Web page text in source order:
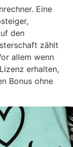
Eine
den
zählt
allem wenn
erhalten,
Bonus ohne